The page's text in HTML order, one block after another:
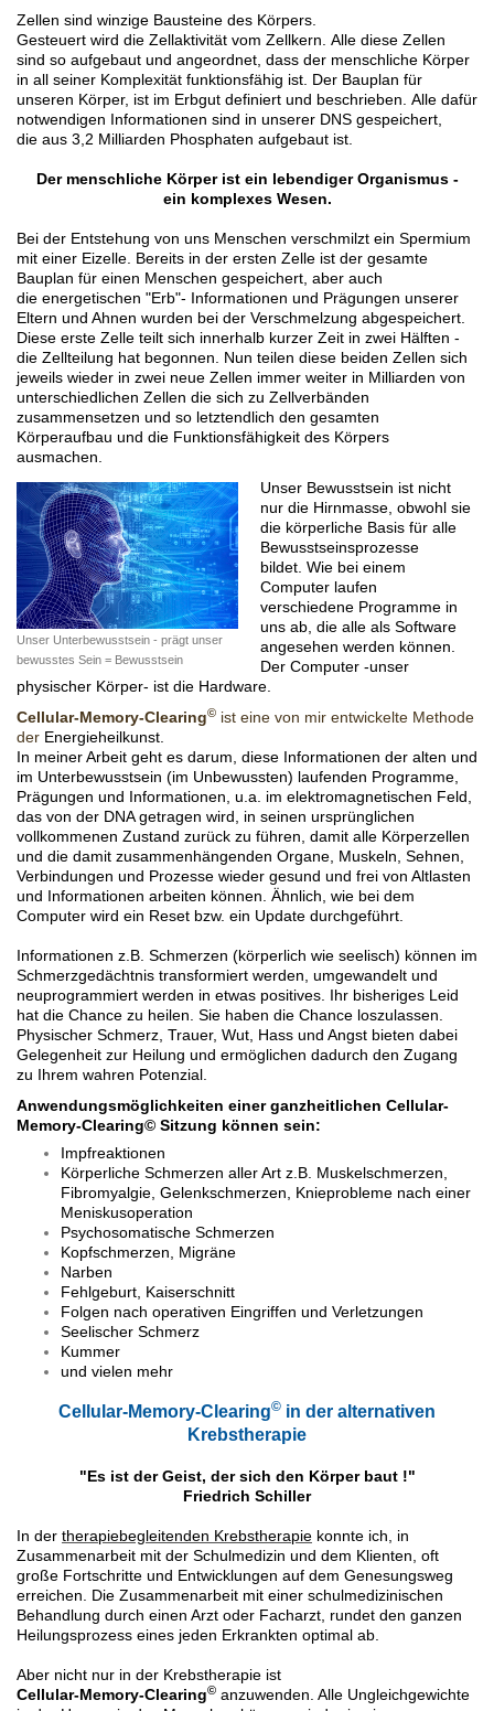
Zellen sind winzige Bausteine des Körpers.
Gesteuert wird die Zellaktivität vom Zellkern. Alle diese Zellen
sind so aufgebaut und angeordnet, dass der menschliche Körper
in all seiner Komplexität funktionsfähig ist. Der Bauplan für
unseren Körper, ist im Erbgut definiert und beschrieben. Alle dafür
notwendigen Informationen sind in unserer DNS gespeichert,
die aus 3,2 Milliarden Phosphaten aufgebaut ist.
Der menschliche Körper ist ein lebendiger Organismus -
ein komplexes Wesen.
Bei der Entstehung von uns Menschen verschmilzt ein Spermium
mit einer Eizelle. Bereits in der ersten Zelle ist der gesamte
Bauplan für einen Menschen gespeichert, aber auch
die energetischen "Erb"- Informationen und Prägungen unserer
Eltern und Ahnen wurden bei der Verschmelzung abgespeichert.
Diese erste Zelle teilt sich innerhalb kurzer Zeit in zwei Hälften -
die Zellteilung hat begonnen. Nun teilen diese beiden Zellen sich
jeweils wieder in zwei neue Zellen immer weiter in Milliarden von
unterschiedlichen Zellen die sich zu Zellverbänden
zusammensetzen und so letztendlich den gesamten
Körperaufbau und die Funktionsfähigkeit des Körpers
ausmachen.
Unser Unterbewusstsein - prägt unser
bewusstes Sein = Bewusstsein
Unser Bewusstsein ist nicht
nur die Hirnmasse, obwohl sie
die körperliche Basis für alle
Bewusstseinsprozesse
bildet. Wie bei einem
Computer laufen
verschiedene Programme in
uns ab, die alle als Software
angesehen werden können.
Der Computer -unser
physischer Körper- ist die Hardware.
Cellular-Memory-Clearing© ist eine von mir entwickelte Methode
der Energieheilkunst.
In meiner Arbeit geht es darum, diese Informationen der alten und
im Unterbewusstsein (im Unbewussten) laufenden Programme,
Prägungen und Informationen, u.a. im elektromagnetischen Feld,
das von der DNA getragen wird, in seinen ursprünglichen
vollkommenen Zustand zurück zu führen, damit alle Körperzellen
und die damit zusammenhängenden Organe, Muskeln, Sehnen,
Verbindungen und Prozesse wieder gesund und frei von Altlasten
und Informationen arbeiten können. Ähnlich, wie bei dem
Computer wird ein Reset bzw. ein Update durchgeführt.
Informationen z.B. Schmerzen (körperlich wie seelisch) können im
Schmerzgedächtnis transformiert werden, umgewandelt und
neuprogrammiert werden in etwas positives. Ihr bisheriges Leid
hat die Chance zu heilen. Sie haben die Chance loszulassen.
Physischer Schmerz, Trauer, Wut, Hass und Angst bieten dabei
Gelegenheit zur Heilung und ermöglichen dadurch den Zugang
zu Ihrem wahren Potenzial.
Anwendungsmöglichkeiten einer ganzheitlichen Cellular-
Memory-Clearing© Sitzung können sein:
Impfreaktionen
Körperliche Schmerzen aller Art z.B. Muskelschmerzen,
Fibromyalgie, Gelenkschmerzen, Knieprobleme nach einer
Meniskusoperation
Psychosomatische Schmerzen
Kopfschmerzen, Migräne
Narben
Fehlgeburt, Kaiserschnitt
Folgen nach operativen Eingriffen und Verletzungen
Seelischer Schmerz
Kummer
und vielen mehr
Cellular-Memory-Clearing© in der alternativen
Krebstherapie
"Es ist der Geist, der sich den Körper baut !"
Friedrich Schiller
In der therapiebegleitenden Krebstherapie konnte ich, in
Zusammenarbeit mit der Schulmedizin und dem Klienten, oft
große Fortschritte und Entwicklungen auf dem Genesungsweg
erreichen. Die Zusammenarbeit mit einer schulmedizinischen
Behandlung durch einen Arzt oder Facharzt, rundet den ganzen
Heilungsprozess eines jeden Erkrankten optimal ab.
Aber nicht nur in der Krebstherapie ist
Cellular-Memory-Clearing© anzuwenden. Alle Ungleichgewichte